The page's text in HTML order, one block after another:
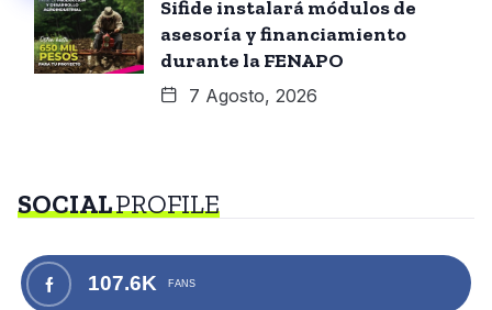
Sifide instalará módulos de
asesoría y financiamiento
durante la FENAPO
7 Agosto, 2026
SOCIALPROFILE
107.6K FANS